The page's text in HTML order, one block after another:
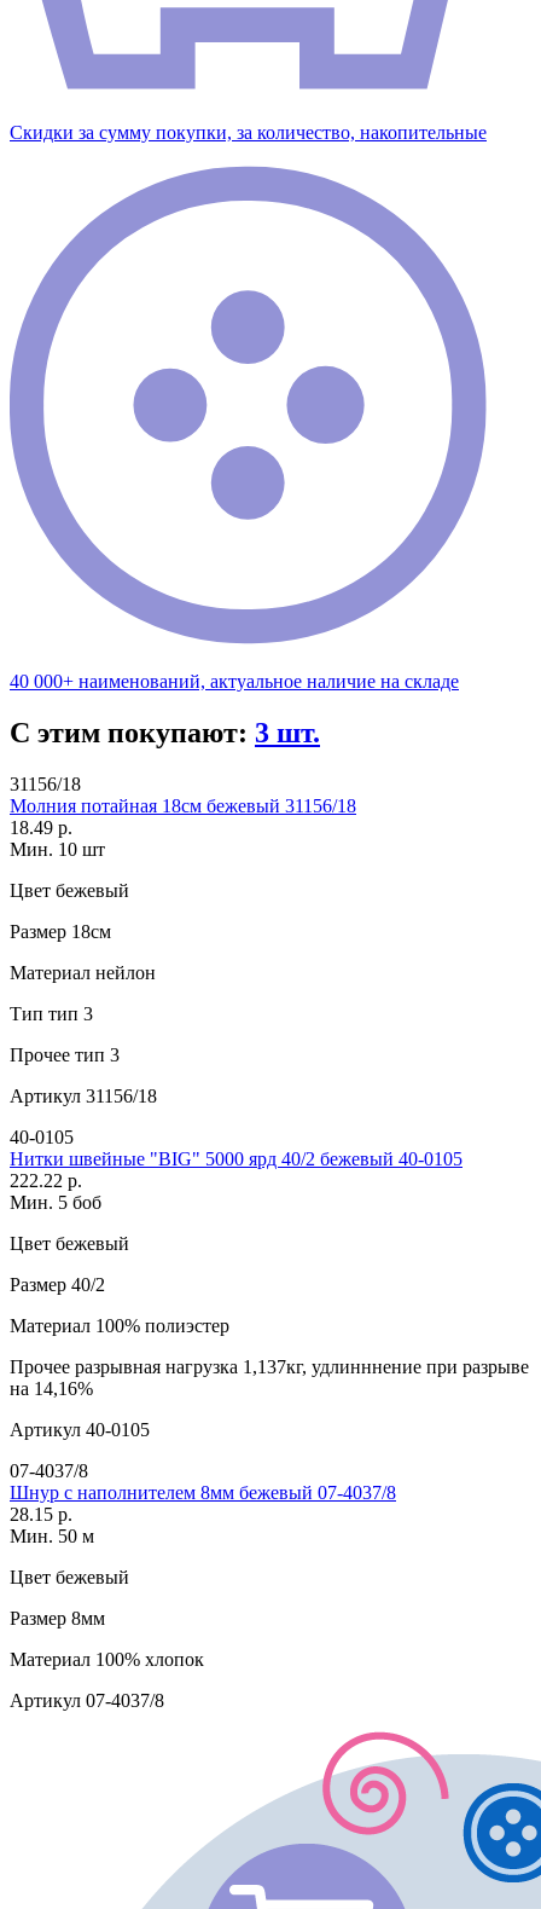
Скидки за сумму покупки, за количество, накопительные
40 000+ наименований, актуальное наличие на складе
С этим покупают: 3 шт.
31156/18
Молния потайная 18см бежевый 31156/18
18.49 р.
Мин. 10 шт
Цвет бежевый
Размер 18см
Материал нейлон
Тип тип 3
Прочее тип 3
Артикул 31156/18
40-0105
Нитки швейные "BIG" 5000 ярд 40/2 бежевый 40-0105
222.22 р.
Мин. 5 боб
Цвет бежевый
Размер 40/2
Материал 100% полиэстер
Прочее разрывная нагрузка 1,137кг, удлинннение при разрыве
на 14,16%
Артикул 40-0105
07-4037/8
Шнур с наполнителем 8мм бежевый 07-4037/8
28.15 р.
Мин. 50 м
Цвет бежевый
Размер 8мм
Материал 100% хлопок
Артикул 07-4037/8